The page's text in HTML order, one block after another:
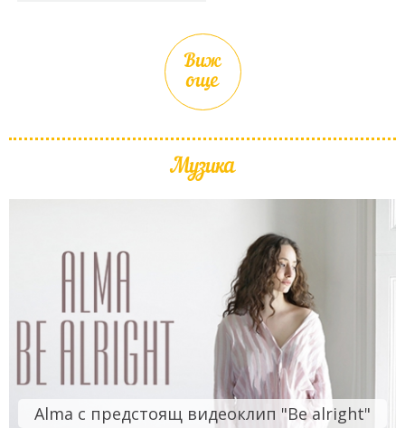
Виж
още
Музика
Alma с предстоящ видеоклип "Be alright"